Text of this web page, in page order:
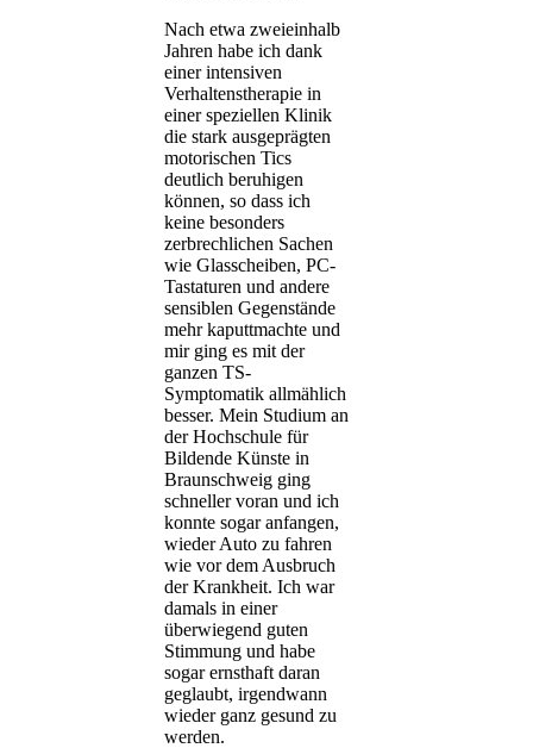
Nach etwa zweieinhalb
Jahren habe ich dank
einer intensiven
Verhaltenstherapie in
einer speziellen Klinik
die stark ausgeprägten
motorischen Tics
deutlich beruhigen
können, so dass ich
keine besonders
zerbrechlichen Sachen
wie Glasscheiben, PC-
Tastaturen und andere
sensiblen Gegenstände
mehr kaputtmachte und
mir ging es mit der
ganzen TS-
Symptomatik allmählich
besser. Mein Studium an
der Hochschule für
Bildende Künste in
Braunschweig ging
schneller voran und ich
konnte sogar anfangen,
wieder Auto zu fahren
wie vor dem Ausbruch
der Krankheit. Ich war
damals in einer
überwiegend guten
Stimmung und habe
sogar ernsthaft daran
geglaubt, irgendwann
wieder ganz gesund zu
werden.